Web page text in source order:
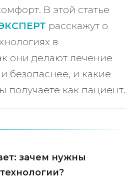
В этой статье
расскажут о
в
они делают лечение
безопаснее, и какие
получаете как пациент.
зачем нужны